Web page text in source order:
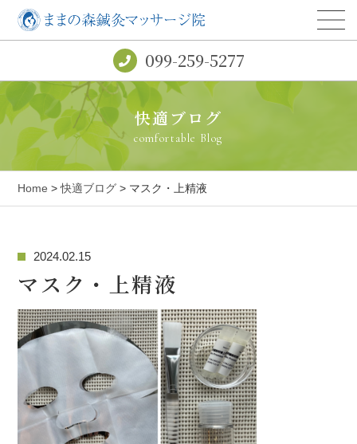
099-259-5277
快適ブログ
comfortable Blog
Home >快適ブログ > マスク・上精液
2024.02.15
マスク・上精液